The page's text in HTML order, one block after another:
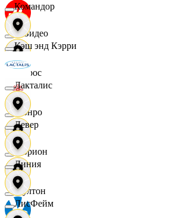
МВидео
Мирос
Монро
Морион
Мултон
Командор
Кэш энд Кэрри
Лакталис
Левер
Линия
ЛисФейм